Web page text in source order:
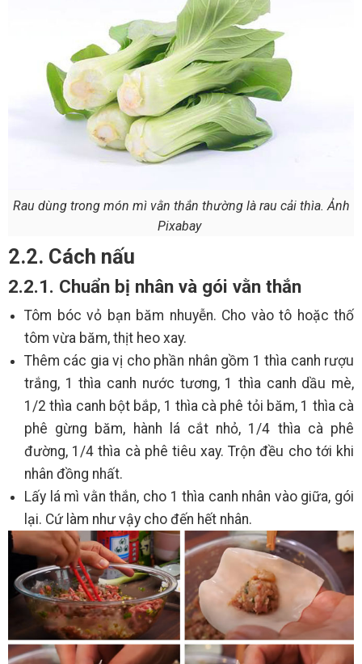
Rau dùng trong món mì vằn thắn thường là rau cải thìa. Ảnh
Pixabay
2.2. Cách nấu
2.2.1. Chuẩn bị nhân và gói vằn thắn
Tôm bóc vỏ bạn băm nhuyễn. Cho vào tô hoặc thố
tôm vừa băm, thịt heo xay.
Thêm các gia vị cho phần nhân gồm 1 thìa canh rượu
trắng, 1 thìa canh nước tương, 1 thìa canh dầu mè,
1/2 thìa canh bột bắp, 1 thìa cà phê tỏi băm, 1 thìa cà
phê gừng băm, hành lá cắt nhỏ, 1/4 thìa cà phê
đường, 1/4 thìa cà phê tiêu xay. Trộn đều cho tới khi
nhân đồng nhất.
Lấy lá mì vằn thắn, cho 1 thìa canh nhân vào giữa, gói
lại. Cứ làm như vậy cho đến hết nhân.